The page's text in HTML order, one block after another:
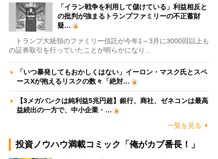
「イラン戦争を利用して儲けている」利益相反と
の批判が強まるトランプファミリーの不正蓄財
疑…
トランプ大統領のファミリー信託が今年1～3月に3000回以上も
の証券取引を行っていたことが明らかになり…
「いつ暴発してもおかしくはない」イーロン・マスク氏とスペ
ースXが抱えるリスクの数々「絶対…
【3メガバンクは純利益5兆円超】銀行、商社、ゼネコンは最高
益続出の一方で、中小企業・…
一覧を見る
投資ノウハウ満載コミック「俺がカブ番長！」